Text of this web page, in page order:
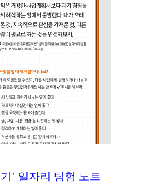
’ 일자리 탐험 노트